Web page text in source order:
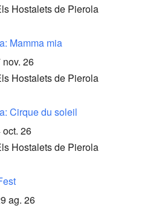
Hostalets de Pierola
Mamma mia
nov. 26
Hostalets de Pierola
Cirque du soleil
oct. 26
Hostalets de Pierola
ag. 26